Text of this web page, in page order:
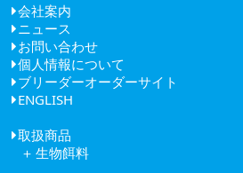
会社案内
ごあいさつ
経営理念
健康経営
会社概要
アクセス
ニュース
お問い合わせ
個人情報について
ブリーダーオーダーサイト
ENGLISH
取扱商品
生物餌料